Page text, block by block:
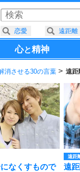
心と精神
消させる30の言葉 遠距
なくすもので
遠距
遠
恋愛 遠距離